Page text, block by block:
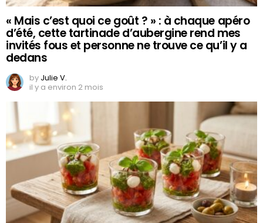
« Mais c’est quoi ce goût ? » : à chaque apéro
d’été, cette tartinade d’aubergine rend mes
invités fous et personne ne trouve ce qu’il y a
dedans
by Julie V.
il y a environ 2 mois